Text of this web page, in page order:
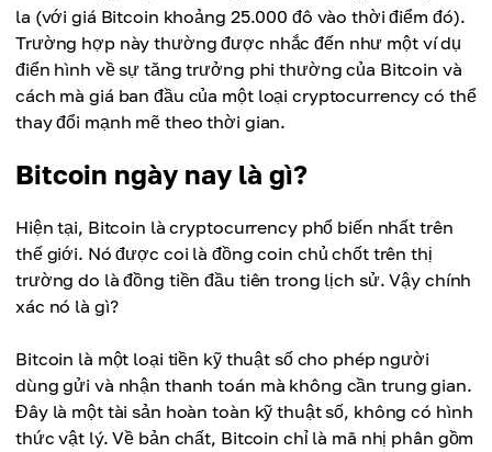
la (với giá Bitcoin khoảng 25.000 đô vào thời điểm đó).
Trường hợp này thường được nhắc đến như một ví dụ
điển hình về sự tăng trưởng phi thường của Bitcoin và
cách mà giá ban đầu của một loại cryptocurrency có thể
thay đổi mạnh mẽ theo thời gian.
Bitcoin ngày nay là gì?
Hiện tại, Bitcoin là cryptocurrency phổ biến nhất trên
thế giới. Nó được coi là đồng coin chủ chốt trên thị
trường do là đồng tiền đầu tiên trong lịch sử. Vậy chính
xác nó là gì?
Bitcoin là một loại tiền kỹ thuật số cho phép người
dùng gửi và nhận thanh toán mà không cần trung gian.
Đây là một tài sản hoàn toàn kỹ thuật số, không có hình
thức vật lý. Về bản chất, Bitcoin chỉ là mã nhị phân gồm